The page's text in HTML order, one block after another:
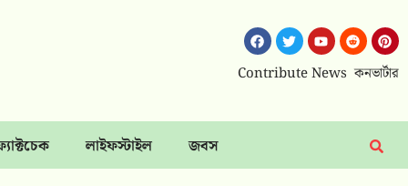
Contribute News কনভার্টার
লাইফস্টাইল জবস